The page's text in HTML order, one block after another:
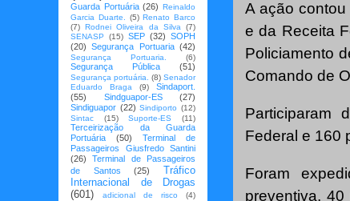
A ação
e da Receita
Policiamento
Comando de
Participaram
Federal e 160
Foram
preventiva,
Guarda Portuária (26) Reinaldo
Garcia Duarte.
(5) Renato Barco
(7) Rodnei Oliveira da Silva
(7)
SENASP
(15) SEP (32) SOPH
(20)
Segurança Portuaria (42)
Segurança Portuaria. (6)
Segurança Pública (51)
Segurança portuária. (8) Senador
Eduardo Braga
(9)
Sindaport.
(55)
Sindguapor-ES
(27)
Sindiguapor (22) Sindiporto (12)
Sintac
(15) Suporte-ES (11)
Terceirização da Guarda
Portuária
(50)
Terminal de
Passageiros Giusfredo Santini
(26)
Terminal de Passageiros
de Santos
(25)
Tráfico
Internacional de Drogas
(601)
adicional de risco
(4)